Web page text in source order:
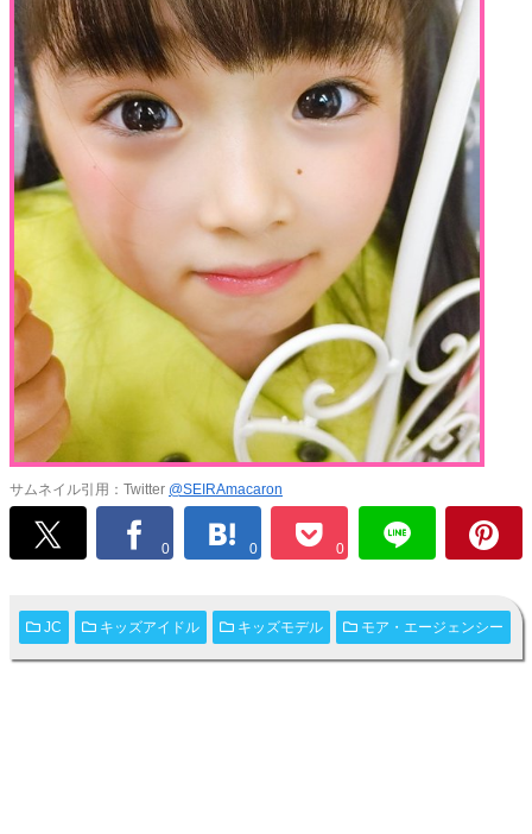
サムネイル引用：Twitter @SEIRAmacaron
0 0 0
JC キッズアイドル キッズモデル モア・エージェンシー